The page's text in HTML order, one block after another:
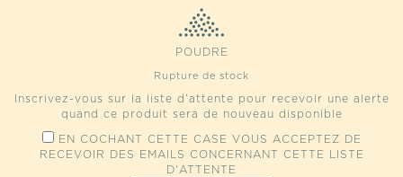
POUDRE
Rupture de stock
Inscrivez-vous sur la liste d’attente pour recevoir une alerte
quand ce produit sera de nouveau disponible
EN COCHANT CETTE CASE VOUS ACCEPTEZ DE
RECEVOIR DES EMAILS CONCERNANT CETTE LISTE
D'ATTENTE